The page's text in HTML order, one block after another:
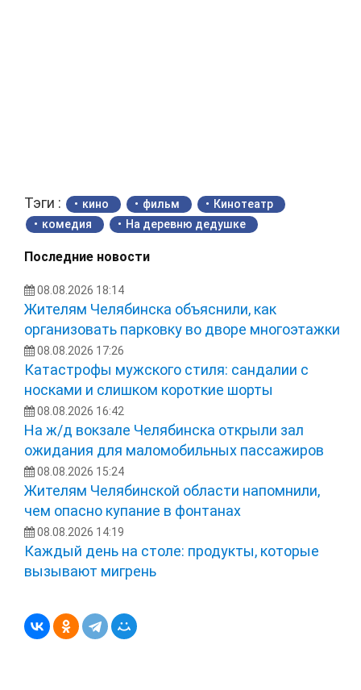
Тэги : кино фильм
Кинотеатр
комедия
На деревню дедушке
Последние новости
08.08.2026 18:14
Жителям Челябинска объяснили, как
организовать парковку во дворе многоэтажки
08.08.2026 17:26
Катастрофы мужского стиля: сандалии с
носками и слишком короткие шорты
08.08.2026 16:42
На ж/д вокзале Челябинска открыли зал
ожидания для маломобильных пассажиров
08.08.2026 15:24
Жителям Челябинской области напомнили,
чем опасно купание в фонтанах
08.08.2026 14:19
Каждый день на столе: продукты, которые
вызывают мигрень